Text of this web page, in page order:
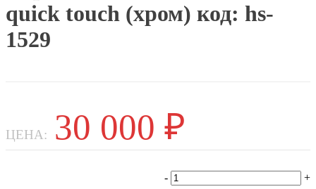
quick touch (хром) код: hs-
1529
ЦЕНА: 30 000 ₽
- +